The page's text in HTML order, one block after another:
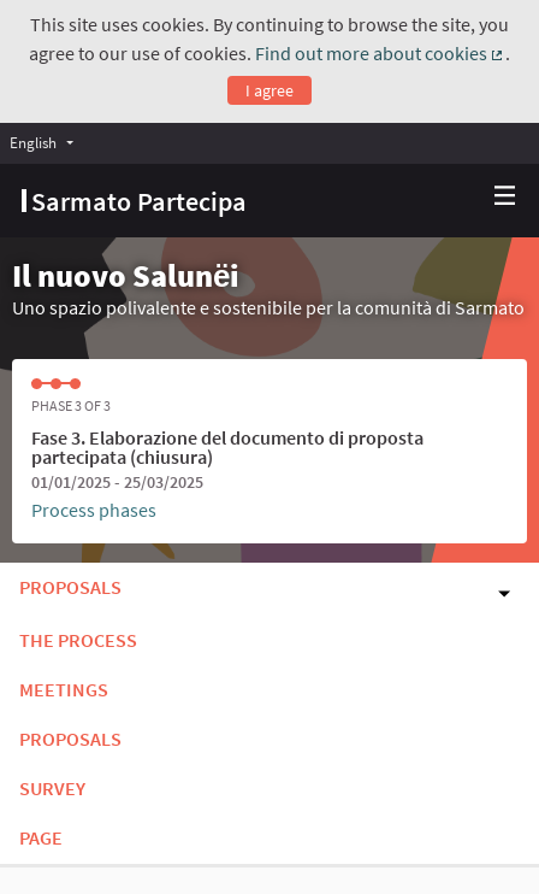
This site uses cookies. By continuing to browse the site, you
agree to our use of cookies. Find out more about cookies
.
I agree
Sarmato Partecipa
English Choose language
Il nuovo Salunёi
Uno spazio polivalente e sostenibile per la comunità di Sarmato
PHASE 3 OF 3
Fase 3. Elaborazione del documento di proposta
partecipata (chiusura)
01/01/2025 - 25/03/2025
Process phases
PROPOSALS
THE PROCESS
MEETINGS
PROPOSALS
SURVEY
PAGE